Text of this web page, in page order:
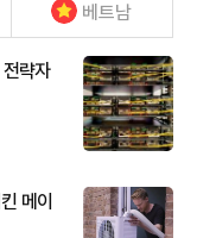
베트남
략자
메이